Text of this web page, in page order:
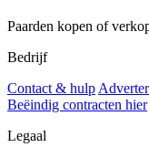
Paarden kopen of
Bedrijf
Contact & hulp
Beëindig contracten hier
Legaal